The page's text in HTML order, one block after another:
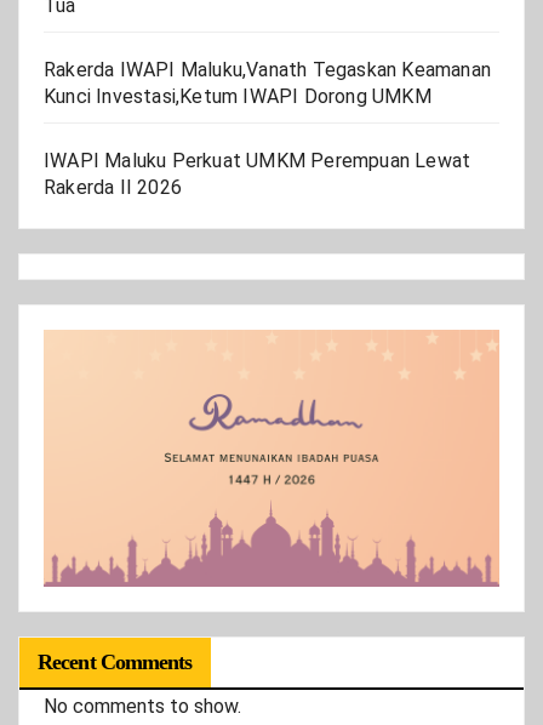
Tua
Rakerda IWAPI Maluku,Vanath Tegaskan Keamanan
Kunci Investasi,Ketum IWAPI Dorong UMKM
IWAPI Maluku Perkuat UMKM Perempuan Lewat
Rakerda II 2026
Recent Comments
No comments to show.